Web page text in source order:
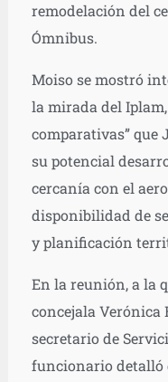
remodelación del
Ómnibus.
Moiso se mostró
la mirada del
comparativas” que
su potencial
cercanía con el
disponibilidad de
y planificación
En la reunión, a la
concejala Verónica
secretario de
funcionario detalló